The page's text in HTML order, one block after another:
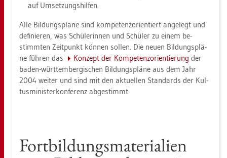
auf Um­set­zungs­hil­fen.
Alle Bil­dungs­plä­ne sind kom­pe­tenz­ori­en­tiert an­ge­legt und
de­fi­nie­ren, was Schü­le­rin­nen und Schü­ler zu einem be­
stimm­ten Zeit­punkt kön­nen sol­len. Die neuen Bil­dungs­plä­
ne füh­ren das
Kon­zept der Kom­pe­tenz­ori­en­tie­rung der
baden-würt­tem­ber­gi­schen Bil­dungs­plä­ne aus dem Jahr
2004 wei­ter und sind mit den ak­tu­el­len Stan­dards der Kul­
tus­mi­nis­ter­kon­fe­renz ab­ge­stimmt.
Fort­bil­dungs­ma­te­ria­li­en